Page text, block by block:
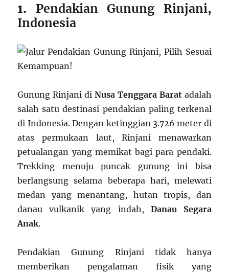
1. Pendakian Gunung Rinjani,
Indonesia
Gunung Rinjani di Nusa Tenggara Baratadalah
salah satu destinasi pendakian paling terkenal
di Indonesia. Dengan ketinggian 3.726 meter di
atas permukaan laut, Rinjani menawarkan
petualangan yang memikat bagi para pendaki.
Trekking menuju puncak gunung ini bisa
berlangsung selama beberapa hari, melewati
medan yang menantang, hutan tropis, dan
danau vulkanik yang indah, Danau Segara
Anak.
Pendakian Gunung Rinjani tidak hanya
memberikan pengalaman fisik yang